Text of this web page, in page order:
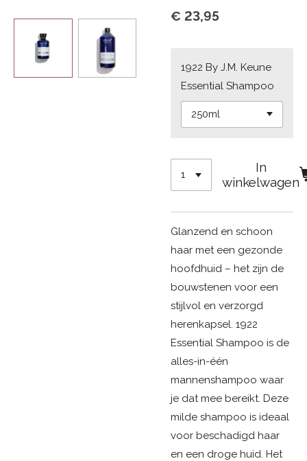
€ 23,95
1922 By J.M. Keune
Essential Shampoo
In
winkelwagen
Glanzend en schoon
haar met een gezonde
hoofdhuid – het zijn de
bouwstenen voor een
stijlvol en verzorgd
herenkapsel. 1922
Essential Shampoo is de
alles-in-één
mannenshampoo waar
je dat mee bereikt. Deze
milde shampoo is ideaal
voor beschadigd haar
en een droge huid. Het